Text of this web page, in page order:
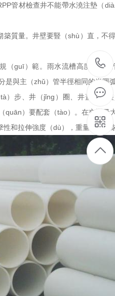
管材檢查井不能帶水澆注墊（
築質量。井壁要豎（shù）直，
（guī）範。雨水流槽高度應與
是與主（zhǔ）管半徑相同的半
）步、井（jǐng）圈、井蓋的安
quān）要配套（tào）。在交通
和拉伸強度（dù），重量輕，